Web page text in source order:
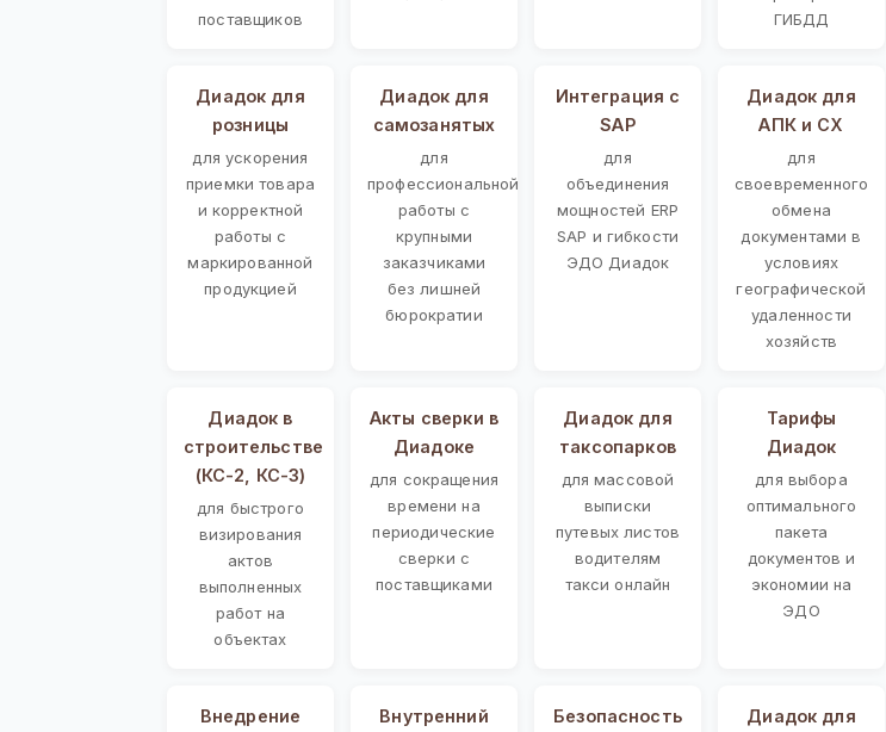
поставщиков
ГИБДД
Диадок для
розницы
для ускорения
приемки товара
и корректной
работы с
маркированной
продукцией
Диадок для
самозанятых
для
профессиональной
работы с
крупными
заказчиками
без лишней
бюрократии
Интеграция с
SAP
для
объединения
мощностей ERP
SAP и гибкости
ЭДО Диадок
Диадок для
АПК и СХ
для
своевременного
обмена
документами в
условиях
географической
удаленности
хозяйств
Диадок в
строительстве
(КС-2, КС-3)
для быстрого
визирования
актов
выполненных
работ на
объектах
Акты сверки в
Диадоке
для сокращения
времени на
периодические
сверки с
поставщиками
Диадок для
таксопарков
для массовой
выписки
путевых листов
водителям
такси онлайн
Тарифы
Диадок
для выбора
оптимального
пакета
документов и
экономии на
ЭДО
Внедрение
Внутренний
Безопасность
Диадок для